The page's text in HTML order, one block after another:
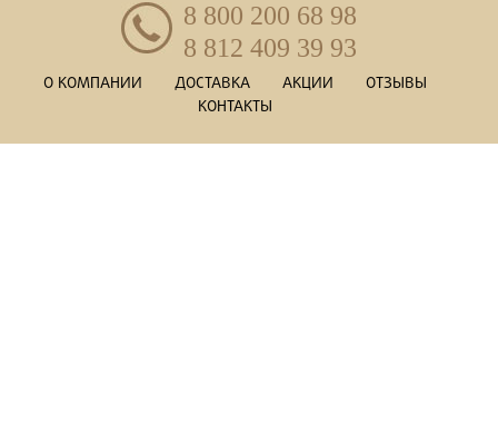
8 800 200 68 98
8 812 409 39 93
О КОМПАНИИ ДОСТАВКА АКЦИИ
ОТЗЫВЫ
КОНТАКТЫ